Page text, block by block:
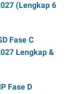
(Lengkap 6
Fase C
Lengkap &
Fase D